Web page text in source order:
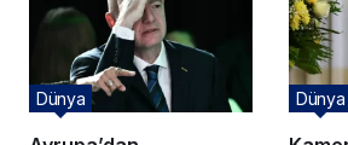
Dünya Dünya